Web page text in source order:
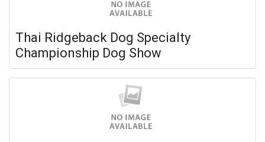
Thai Ridgeback Dog Specialty
Championship Dog Show